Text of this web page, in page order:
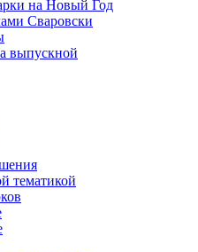
на Новый Год
Сваровски
выпускной
тематикой